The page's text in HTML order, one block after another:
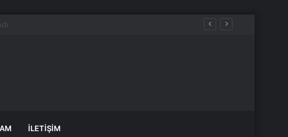
İLETIŞIM